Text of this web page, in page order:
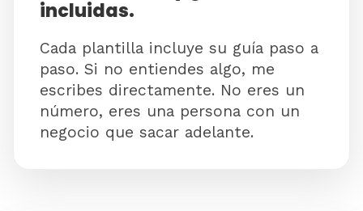
incluidas.
Cada plantilla incluye su guía paso a
paso. Si no entiendes algo, me
escribes directamente. No eres un
número, eres una persona con un
negocio que sacar adelante.